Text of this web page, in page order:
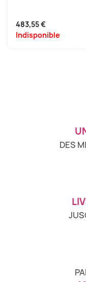
483,55 €
Indisponible
DES